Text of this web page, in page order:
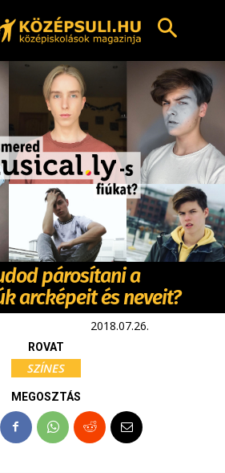
párosítani a
arcképeit és neveit?
2018.07.26.
ROVAT
SZÍNES
MEGOSZTÁS